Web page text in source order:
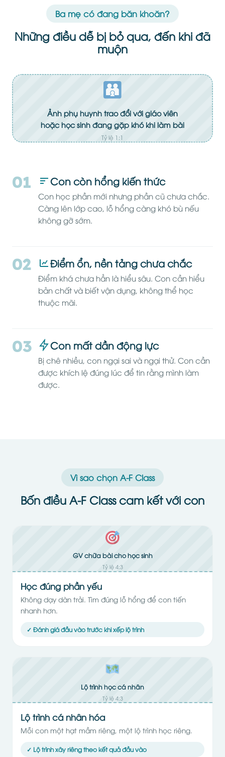
Ba mẹ có đang băn khoăn?
Những điều dễ bị bỏ qua, đến khi đã
muộn
Ảnh phụ huynh trao đổi với giáo viên
hoặc học sinh đang gặp khó khi làm bài
Tỷ lệ 1:1
01 Con còn hổng kiến thức
Con học phần mới nhưng phần cũ chưa chắc.
Càng lên lớp cao, lỗ hổng càng khó bù nếu
không gỡ sớm.
02 Điểm ổn, nền tảng chưa chắc
Điểm khá chưa hẳn là hiểu sâu. Con cần hiểu
bản chất và biết vận dụng, không thể học
thuộc mãi.
03 Con mất dần động lực
Bị chê nhiều, con ngại sai và ngại thử. Con cần
được khích lệ đúng lúc để tin rằng mình làm
được.
Vì sao chọn A-F Class
Bốn điều A-F Class cam kết với con
GV chữa bài cho học sinh
Tỷ lệ 4:3
Học đúng phần yếu
Không dạy dàn trải. Tìm đúng lỗ hổng để con tiến
nhanh hơn.
✓ Đánh giá đầu vào trước khi xếp lộ trình
Lộ trình học cá nhân
Tỷ lệ 4:3
Lộ trình cá nhân hóa
Mỗi con một hạt mầm riêng, một lộ trình học riêng.
✓ Lộ trình xây riêng theo kết quả đầu vào